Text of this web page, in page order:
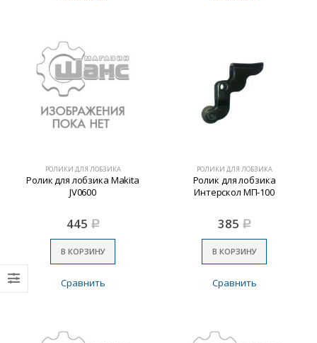
РОЛИКИ ДЛЯ ЛОБЗИКА
Ролик для лобзика Makita
JV0600
445 Р
В КОРЗИНУ
Сравнить
РОЛИКИ ДЛЯ ЛОБЗИКА
Ролик для лобзика
Интерскол МП-100
385 Р
В КОРЗИНУ
Сравнить